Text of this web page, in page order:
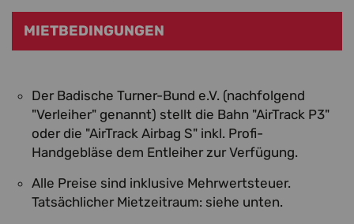
MIETBEDINGUNGEN
Der Badische Turner-Bund e.V. (nachfolgend
"Verleiher" genannt) stellt die Bahn "AirTrack P3"
oder die "AirTrack Airbag S" inkl. Profi-
Handgebläse dem Entleiher zur Verfügung.
Alle Preise sind inklusive Mehrwertsteuer.
Tatsächlicher Mietzeitraum: siehe unten.